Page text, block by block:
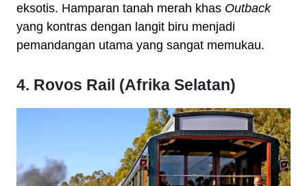
eksotis. Hamparan tanah merah khas Outback
yang kontras dengan langit biru menjadi
pemandangan utama yang sangat memukau.
4. Rovos Rail (Afrika Selatan)